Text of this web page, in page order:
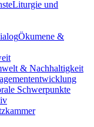
Liturgie und
Ökumene &
& Nachhaltigkeit
Schwerpunkte